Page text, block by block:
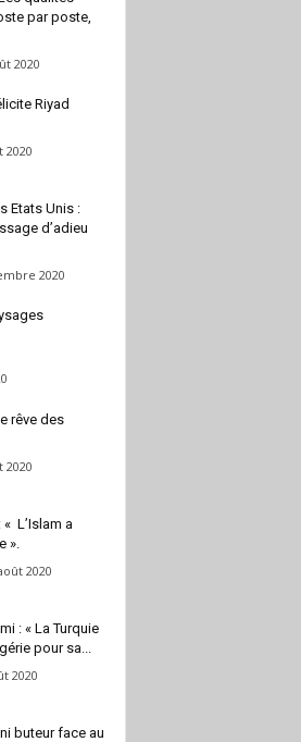
par poste,
2020
Riyad
2020
Etats Unis :
d’adieu
2020
rêve des
2020
L’Islam a
».
2020
: « La Turquie
pour sa...
2020
buteur face au